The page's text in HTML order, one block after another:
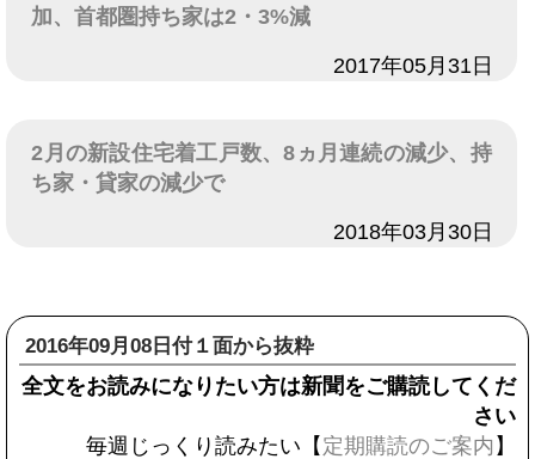
加、首都圏持ち家は2・3%減
2017年05月31日
2月の新設住宅着工戸数、8ヵ月連続の減少、持
ち家・貸家の減少で
2018年03月30日
2016年09月08日付１面から抜粋
全文をお読みになりたい方は新聞をご購読してくだ
さい
毎週じっくり読みたい【 定期購読のご案内 】